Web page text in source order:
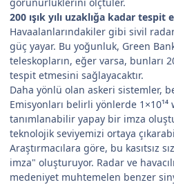
200 ışık yılı uzaklığa kadar
Havaalanlarındakiler gibi sivil
güç yayar. Bu yoğunluk, Green
teleskopların, eğer varsa, bunları
tespit etmesini sağlayacaktır.
Daha yönlü olan askeri sistemler,
Emisyonları belirli yönlerde
tanımlanabilir yapay bir imza
teknolojik seviyemizi ortaya
Araştırmacılara göre, bu kasıtsız
imza" oluşturuyor. Radar ve
medeniyet muhtemelen benzer